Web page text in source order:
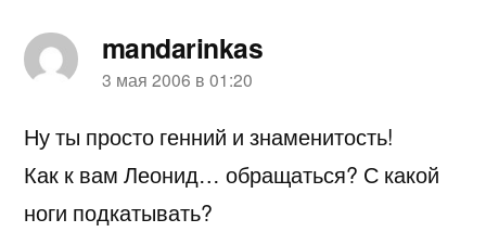
mandarinkas
пишет:
3 мая 2006 в 01:20
Ну ты просто генний и знаменитость!
Как к вам Леонид… обращаться? С какой
ноги подкатывать?